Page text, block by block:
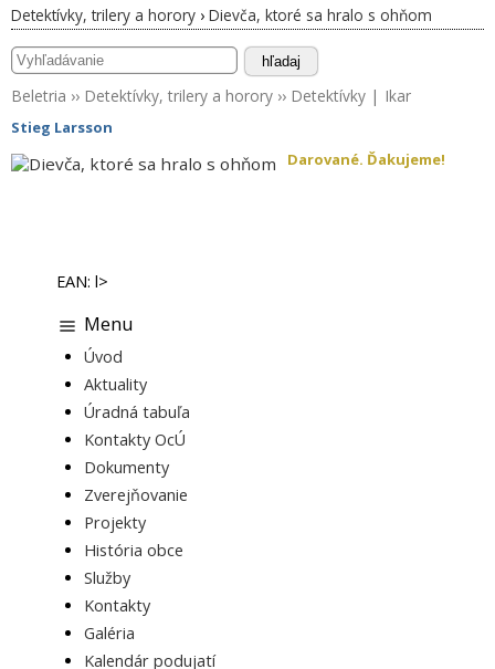
Detektívky, trilery a horory › Dievča, ktoré sa hralo s ohňom
hľadaj
Beletria ›› Detektívky, trilery a horory ›› Detektívky | Ikar
Stieg Larsson
Darované. Ďakujeme!
EAN: l>
Menu
Úvod
Aktuality
Úradná tabuľa
Kontakty OcÚ
Dokumenty
Zverejňovanie
Projekty
História obce
Služby
Kontakty
Galéria
Kalendár podujatí